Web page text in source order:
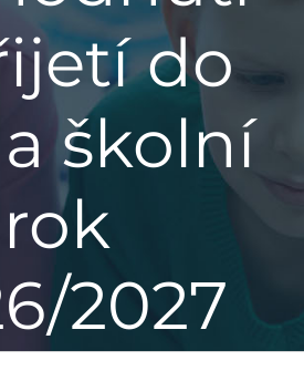
pracoviště
do
školní
rok
2027